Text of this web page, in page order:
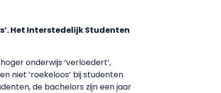
Het Interstedelijk Studenten
onderwijs ‘verloedert’,
niet ‘roekeloos’ bij studenten
de bachelors zijn een jaar